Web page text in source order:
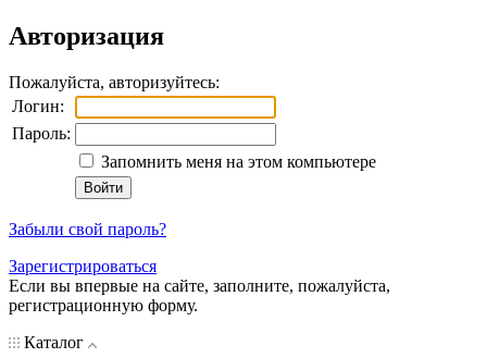
Авторизация
Пожалуйста, авторизуйтесь:
Логин:
Пароль:
Запомнить меня на этом компьютере
Забыли свой пароль?
Зарегистрироваться
Если вы впервые на сайте, заполните, пожалуйста,
регистрационную форму.
Каталог